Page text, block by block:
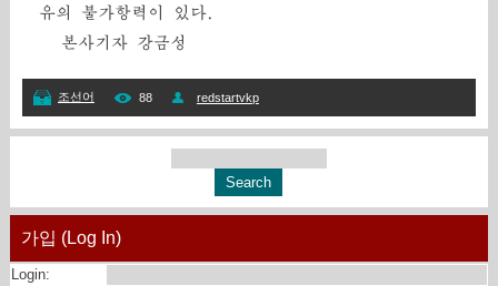
유의 불가항력이 있다.
본사기자 강금성
조선어 88 redstartvkp
가입 (Log In)
Login: